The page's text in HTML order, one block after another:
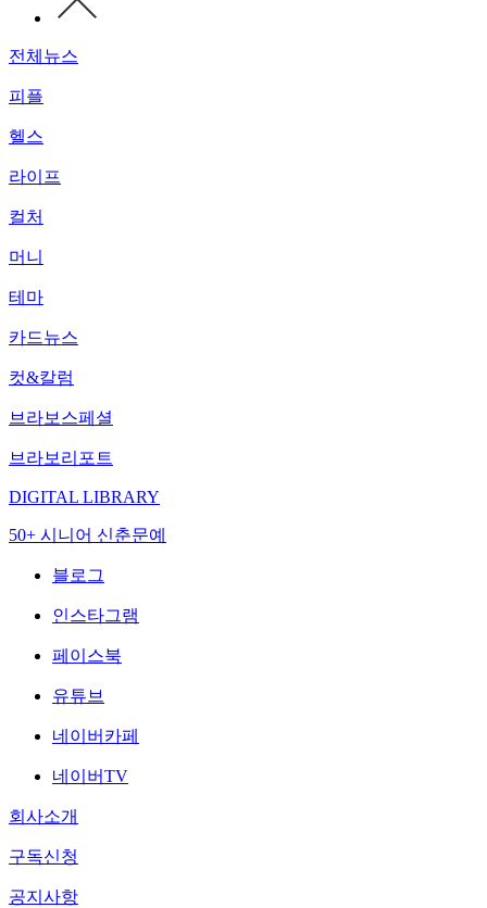
전체뉴스
피플
헬스
라이프
컬처
머니
테마
카드뉴스
컷&칼럼
브라보스페셜
브라보리포트
DIGITAL LIBRARY
50+ 시니어 신춘문예
블로그
인스타그램
페이스북
유튜브
네이버카페
네이버TV
회사소개
구독신청
공지사항